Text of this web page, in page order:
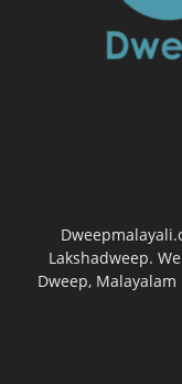
Lakshadweep.
Dweep,